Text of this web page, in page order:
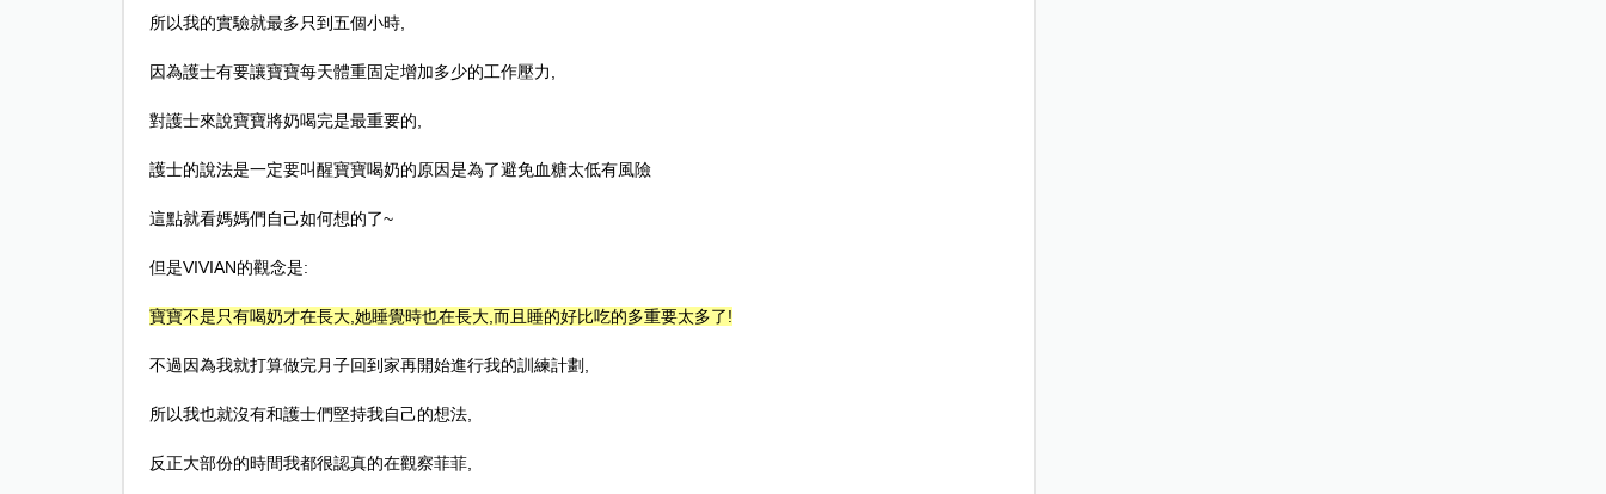
所以我的實驗就最多只到五個小時,
因為護士有要讓寶寶每天體重固定增加多少的工作壓力
對護士來說寶寶將奶喝完是最重要的
護士的說法是一定要叫醒寶寶喝奶的原因是為了避免血糖太低有風險
這點就看媽媽們自己如何想的了~
但是VIVIAN的觀念是:
寶寶不是只有喝奶才在長大, 她睡覺時也在長大, 而且睡的好比吃的多重要太多了!
不過因為我就打算做完月子回到家再開始進行我的訓練計劃
所以我也就沒有和護士們堅持我自己的想法,
反正大部份的時間我都很認真的在觀察菲菲,